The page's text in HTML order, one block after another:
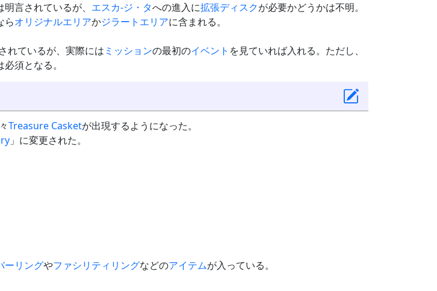
言されているが、 エスカ-ジ・タへの進入に拡張ディスクが必要かどうかは不明。
らオリジナルエリアかジラートエリアに含まれる。
れているが、実際には ミッションの最初のイベント を見ていれば入れる。ただし、
必須となる。
Treasure Casketが出現するようになった。
」に変更された。
ーリングやファシリティリングなどのアイテムが入っている。